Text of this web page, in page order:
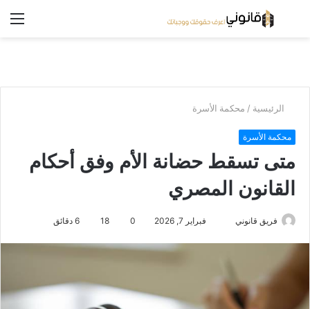
بحث
الرئيسية / محكمة الأسرة
محكمة الأسرة
متى تسقط حضانة الأم وفق أحكام
القانون المصري
فريق قانوني فبراير 7, 2026 0
18